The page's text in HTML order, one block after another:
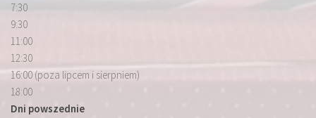
7:30
9:30
11:00
12:30
16:00 (poza lipcem i sierpniem)
18:00
Dni powszednie